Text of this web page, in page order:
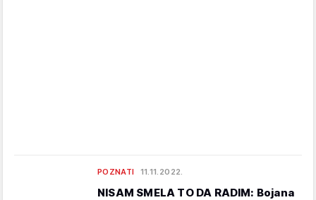
POZNATI 11.11.2022.
NISAM SMELA TO DA RADIM: Bojana